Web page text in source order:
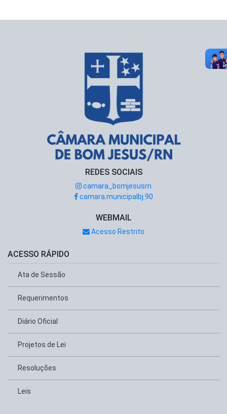
REDES SOCIAIS
camara_bomjesusrn
camara.municipalbj.90
WEBMAIL
Acesso Restrito
ACESSO RÁPIDO
Ata de Sessão
Requerimentos
Diário Oficial
Projetos de Lei
Resoluções
Leis